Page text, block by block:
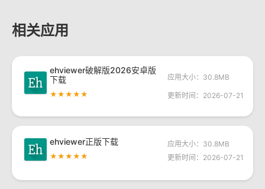
相关应用
ehviewer破解版2026安卓版
下载
★★★★★
应用大小：30.8MB
更新时间：2026-07-21
ehviewer正版下载
★★★★★
应用大小：30.8MB
更新时间：2026-07-21